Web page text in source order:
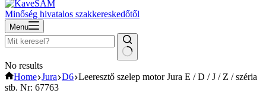
Minőség hivatalos szakkereskedőtől
Menu
No results
Home Jura D6 Leeresztő szelep motor Jura E / D / J / Z / széria
stb. Nr: 67763